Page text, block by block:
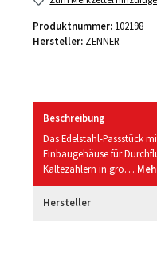
Produktnummer: 102198
Hersteller: ZENNER
Beschreibung
Das Edelstahl-Passstück
Einbaugehäuse für
Kältezählern in grö…
Hersteller